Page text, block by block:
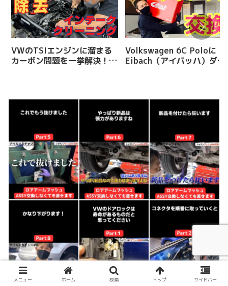
VWのTSIエンジンに溜まる
カーボン問題を一挙解決！
Volkswagen 6C Poloに
Eibach（アイバッハ）ダウ
メニュー ホーム 検索 トップ サイドバー